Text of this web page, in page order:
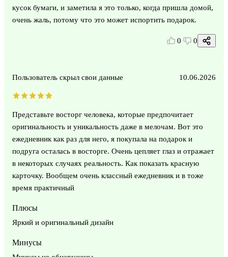
кусок бумаги, и заметила я это только, когда пришла домой,
очень жаль, потому что это может испортить подарок.
0 0
Пользователь скрыл свои данные 10.06.2026
Представьте восторг человека, которые предпочитает
оригинальность и уникальность даже в мелочам. Вот это
ежедневник как раз для него, я покупала на подарок и
подруга осталась в восторге. Очень цепляет глаз и отражает
в некоторых случаях реальность. Как показать красную
карточку. Вообщем очень классный ежедневник и в тоже
время практичный
Плюсы
Яркий и оригинальный дизайн
Минусы